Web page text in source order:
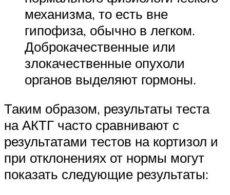
механизма, то есть вне
гипофиза, обычно в легком.
Доброкачественные или
злокачественные опухоли
органов выделяют гормоны.
Таким образом, результаты теста
на АКТГ часто сравнивают с
результатами тестов на кортизол и
при отклонениях от нормы могут
показать следующие результаты: